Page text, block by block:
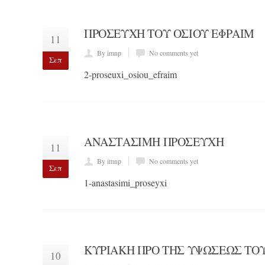
11
Σεπ
ΠΡΟΣΕΥΧΉ ΤΟΥ ΟΣΊΟΥ ΕΦΡΑΊΜ
By imnp No comments yet
2-proseuxi_osiou_efraim
11
Σεπ
ΑΝΑΣΤΆΣΙΜΗ ΠΡΟΣΕΥΧΉ
By imnp No comments yet
1-anastasimi_proseyxi
10 ΚΥΡΙΑΚΉ ΠΡΟ ΤΗΣ ΥΨΏΣΕΩΣ